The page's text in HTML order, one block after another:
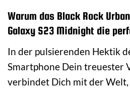
Warum das Black Rock
Galaxy S23 Midnight die
In der pulsierenden Hektik
Smartphone Dein treuester
verbindet Dich mit der